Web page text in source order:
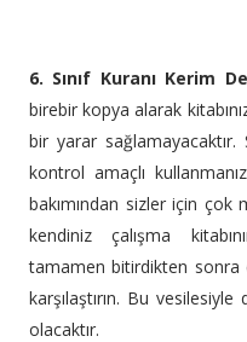
6. Sınıf Kuranı Kerim
birebir kopya alarak
bir yarar sağlamayacaktır.
kontrol amaçlı
bakımından sizler için
kendiniz çalışma
tamamen bitirdikten sonra
karşılaştırın. Bu
olacaktır.